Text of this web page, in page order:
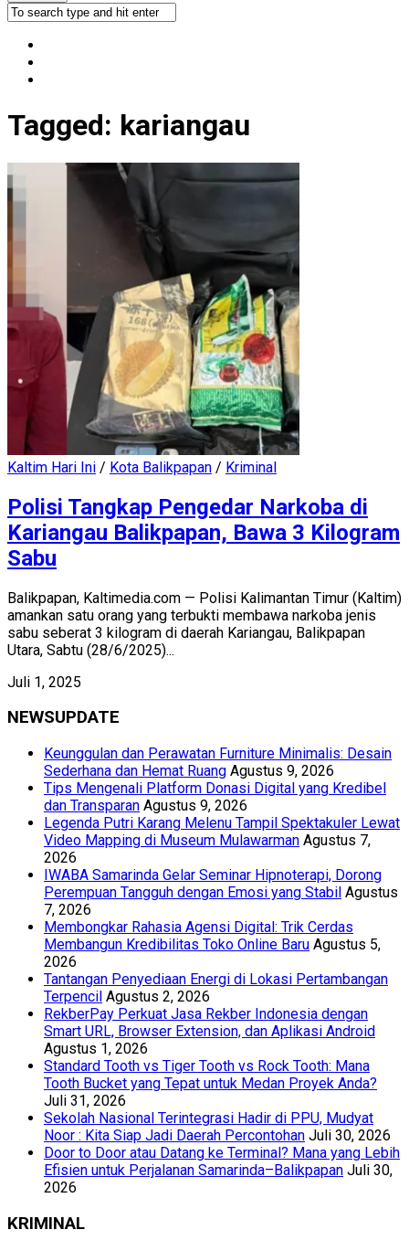
Tagged: kariangau
Kaltim Hari Ini / Kota Balikpapan / Kriminal
Polisi Tangkap Pengedar Narkoba di
Kariangau Balikpapan, Bawa 3 Kilogram
Sabu
Balikpapan, Kaltimedia.com — Polisi Kalimantan Timur (Kaltim)
amankan satu orang yang terbukti membawa narkoba jenis
sabu seberat 3 kilogram di daerah Kariangau, Balikpapan
Utara, Sabtu (28/6/2025)...
Juli 1, 2025
NEWSUPDATE
Keunggulan dan Perawatan Furniture Minimalis: Desain
Sederhana dan Hemat Ruang Agustus 9, 2026
Tips Mengenali Platform Donasi Digital yang Kredibel
dan Transparan Agustus 9, 2026
Legenda Putri Karang Melenu Tampil Spektakuler Lewat
Video Mapping di Museum Mulawarman Agustus 7,
2026
IWABA Samarinda Gelar Seminar Hipnoterapi, Dorong
Perempuan Tangguh dengan Emosi yang Stabil Agustus
7, 2026
Membongkar Rahasia Agensi Digital: Trik Cerdas
Membangun Kredibilitas Toko Online Baru Agustus 5,
2026
Tantangan Penyediaan Energi di Lokasi Pertambangan
Terpencil Agustus 2, 2026
RekberPay Perkuat Jasa Rekber Indonesia dengan
Smart URL, Browser Extension, dan Aplikasi Android
Agustus 1, 2026
Standard Tooth vs Tiger Tooth vs Rock Tooth: Mana
Tooth Bucket yang Tepat untuk Medan Proyek Anda?
Juli 31, 2026
Sekolah Nasional Terintegrasi Hadir di PPU, Mudyat
Noor : Kita Siap Jadi Daerah Percontohan Juli 30, 2026
Door to Door atau Datang ke Terminal? Mana yang Lebih
Efisien untuk Perjalanan Samarinda–Balikpapan Juli 30,
2026
KRIMINAL